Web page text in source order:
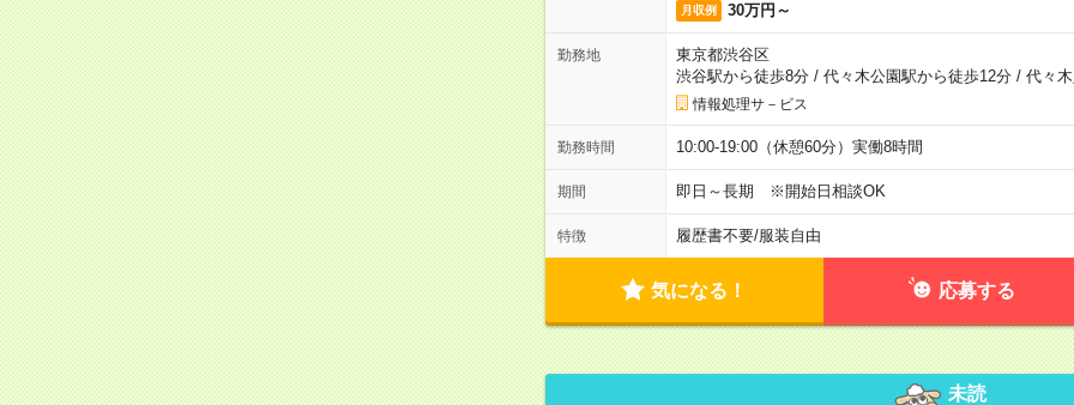
月収例 30万円～
勤務地
東京都渋谷区
渋谷駅から徒歩8分/ 代々木公園駅から徒歩12分/ 代々
情報処理サ－ビス
勤務時間 10:00-19:00（休憩60分）実働8時間
期間 即日～長期 ※開始日相談OK
特徴 履歴書不要/服装自由
気になる！ 応募する
未読